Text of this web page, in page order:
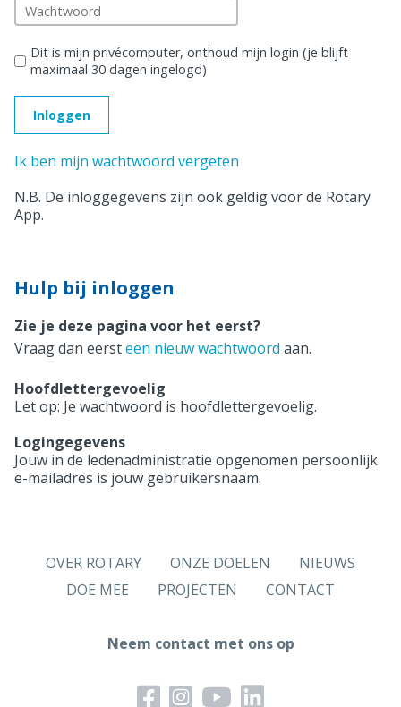
Dit is mijn privécomputer, onthoud mijn login (je blijft
maximaal 30 dagen ingelogd)
Ik ben mijn wachtwoord vergeten
N.B. De inloggegevens zijn ook geldig voor de Rotary
App.
Hulp bij inloggen
Zie je deze pagina voor het eerst?
Vraag dan eersteen nieuw wachtwoord aan.
Hoofdlettergevoelig
Let op: Je wachtwoord is hoofdlettergevoelig.
Logingegevens
Jouw in de ledenadministratie opgenomen persoonlijk
e-mailadres is jouw gebruikersnaam.
OVER ROTARY ONZE DOELEN
NIEUWS
DOE MEE
PROJECTEN CONTACT
Neem contact met ons op